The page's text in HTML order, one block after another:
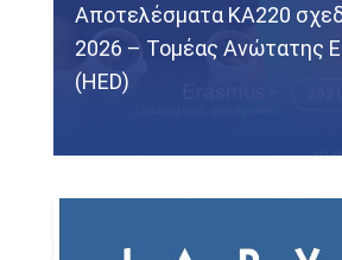
Αποτελέσματα KA220
2026 – Τομέας Ανώτατης
(HED)